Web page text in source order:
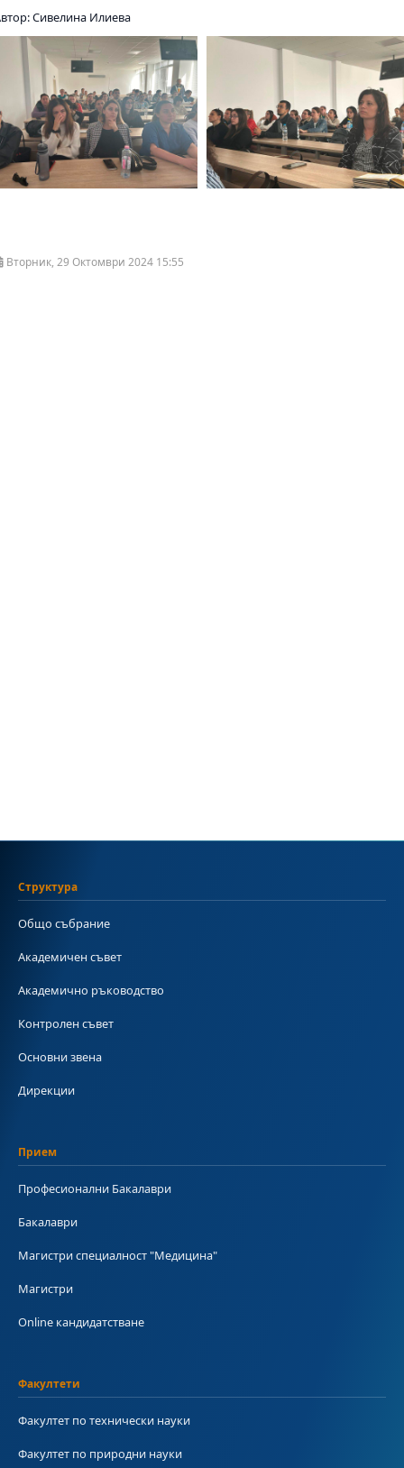
Сивелина Илиева
Вторник, 29 Октомври 2024 15:55
Структура
Общо събрание
Академичен съвет
Академично ръководство
Контролен съвет
Основни звена
Дирекции
Прием
Професионални Бакалаври
Бакалаври
Магистри специалност "Медицина"
Магистри
Online кандидатстване
Факултети
Факултет по технически науки
Факултет по природни науки